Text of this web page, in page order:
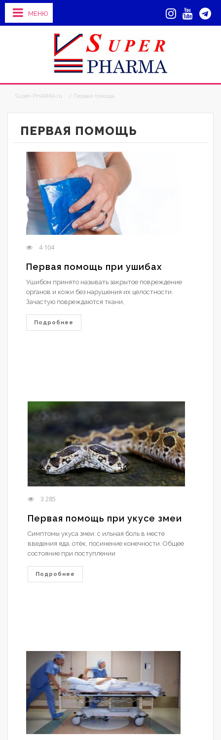
МЕНЮ
Super-PHARMA.ru / Первая помощь
ПЕРВАЯ ПОМОЩЬ
4 104
Первая помощь при ушибах
Ушибом принято называть закрытое повреждение
органов и кожи без нарушения их целостности.
Зачастую повреждаются ткани,
Подробнее
3 285
Первая помощь при укусе змеи
Симптомы укуса змеи: с ильная боль в месте
введения яда, отёк, посинение конечности. Общее
состояние при поступлении
Подробнее